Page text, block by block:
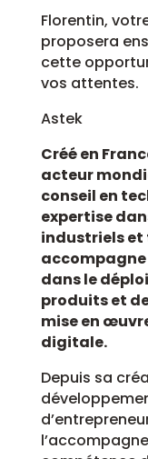
Florentin,
proposera
cette
vos attentes.
Astek
Créé en
acteur
conseil en
expertise
industriels
dans le
produits et
mise en
digitale.
Depuis sa